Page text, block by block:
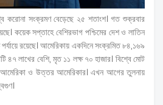
করোনা সংক্রমণ বেড়েছে ২৫ শতাংশ। গত শুক্রবার
কয়েক সপ্তাহে বেশিরভাগ পশ্চিমের দেশ ও লাতিন
রয়েছে। আমেরিকায় একদিনে সংক্রমিত ৮৪,১৬৯
৪৭ লাখের বেশি, মৃত ১১ লক্ষ ৭০ হাজার। বিশ্বে মোট
ও উত্তর আমেরিকার। এখন আগের তুলনায়